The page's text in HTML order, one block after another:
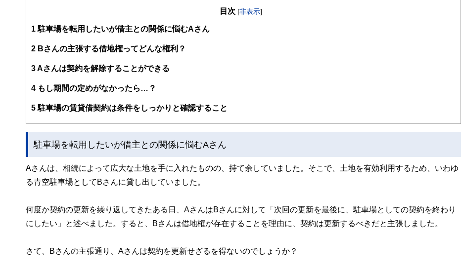
現在では行政書士・ファイナンシャルプランナーとして活躍する傍ら、フリーライターとして精力的に活動中。広範な知識をもとに市民法務から
目次 [非表示]
1 駐車場を転用したいが借主との関係に悩むAさん
2 Bさんの主張する借地権ってどんな権利？
3 Aさんは契約を解除することができる
4 もし期間の定めがなかったら…？
5 駐車場の賃貸借契約は条件をしっかりと確認すること
駐車場を転用したいが借主との関係に悩むAさん
Aさんは、相続によって広大な土地を手に入れたものの、持て余していました。そこで、土地を有効利用するため、いわゆ
る青空駐車場としてBさんに貸し出していました。
何度か契約の更新を繰り返してきたある日、AさんはBさんに対して「次回の更新を最後に、駐車場としての契約を終わり
にしたい」と述べました。すると、Bさんは借地権が存在することを理由に、契約は更新するべきだと主張しました。
さて、Bさんの主張通り、Aさんは契約を更新せざるを得ないのでしょうか？